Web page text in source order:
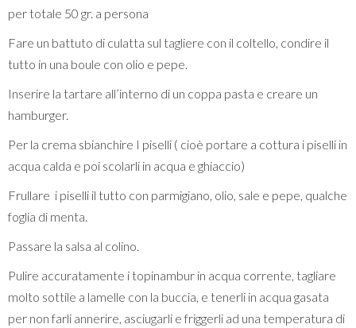
per totale 50 gr. a persona
Fare un battuto di culatta sul tagliere con il coltello, condire il
tutto in una boule con olio e pepe.
Inserire la tartare all’interno di un coppa pasta e creare un
hamburger.
Per la crema sbianchire I piselli ( cioè portare a cottura i piselli in
acqua calda e poi scolarli in acqua e ghiaccio)
Frullare i piselli il tutto con parmigiano, olio, sale e pepe, qualche
foglia di menta.
Passare la salsa al colino.
Pulire accuratamente i topinambur in acqua corrente, tagliare
molto sottile a lamelle con la buccia, e tenerli in acqua gasata
per non farli annerire, asciugarli e friggerli ad una temperatura di